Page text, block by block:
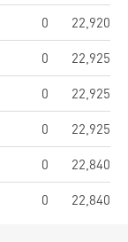
0
22,920
0
22,925
0
22,925
0
22,925
0
22,840
0 22,840